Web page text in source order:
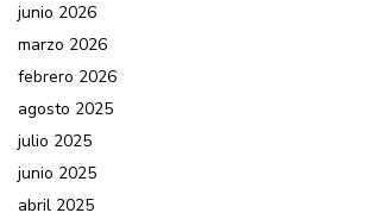
junio 2026
marzo 2026
febrero 2026
agosto 2025
julio 2025
junio 2025
abril 2025